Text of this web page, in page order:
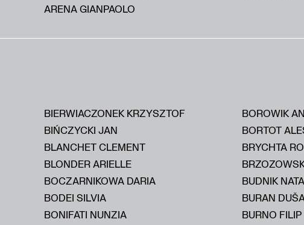
ARENA GIANPAOLO
BIERWIACZONEK KRZYSZTOF
BIŃCZYCKI JAN
BLANCHET CLEMENT
BLONDER ARIELLE
BOCZARNIKOWA DARIA
BODEI SILVIA
BONIFATI NUNZIA
BOROWIK
BORTOT
BRYCHTA
BUDNIK
BURAN
BURNO FILIP